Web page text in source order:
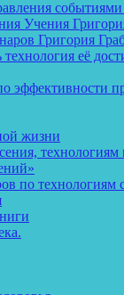
событиями
Учения
Григория
её
эффективности
жизни
технологиям
по технологиям